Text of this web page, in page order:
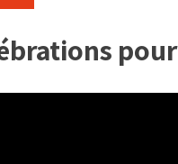
pour